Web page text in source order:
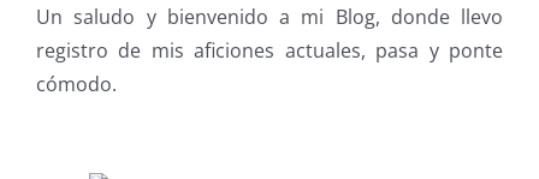
Un saludo y bienvenido a mi Blog, donde llevo
registro de mis aficiones actuales, pasa y ponte
cómodo.